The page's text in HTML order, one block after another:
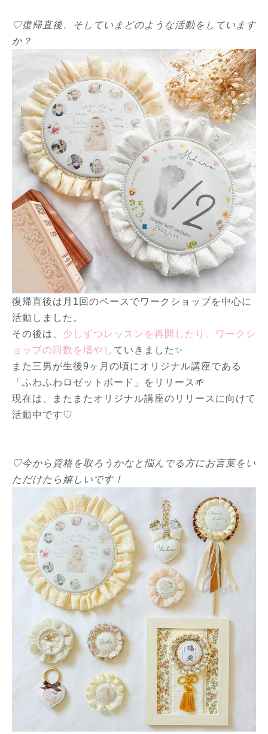
♡復帰直後、そしていまどのような活動をしています
か？
復帰直後は月1回のペースでワークショップを中心に
活動しました。
その後は、 少しずつレッスンを再開したり、ワークシ
ョップの回数を増やし ていきました✨
また三男が生後9ヶ月の頃にオリジナル講座である
「ふわふわロゼットボード」をリリース🌱
現在は、またまたオリジナル講座のリリースに向けて
活動中です♡
♡今から資格を取ろうかなと悩んでる方にお言葉をい
ただけたら嬉しいです！